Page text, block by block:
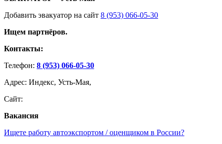
Добавить эвакуатор на сайт 8 (953) 066-05-30
Ищем партнёров.
Контакты:
Телефон: 8 (953) 066-05-30
Адрес: Индекс, Усть-Мая,
Сайт:
Вакансия
Ищете работу автоэкспортом / оценщиком в России?